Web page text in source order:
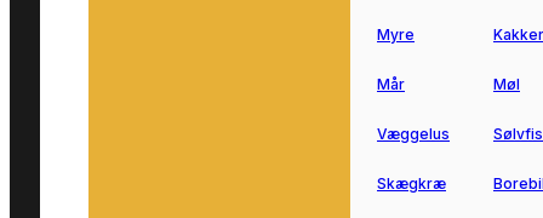
Myre
Mår Møl
Væggelus
Skægkræ